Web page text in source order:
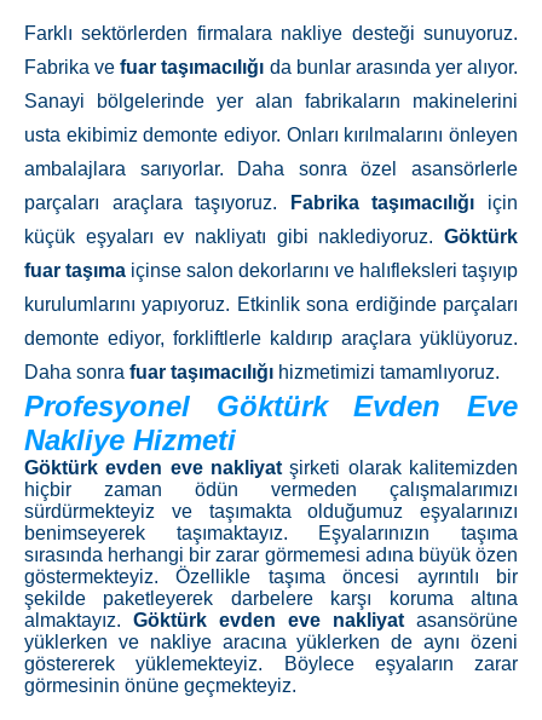
Farklı sektörlerden firmalara nakliye desteği sunuyoruz.
Fabrika vefuar taşımacılığı da bunlar arasında yer alıyor.
Sanayi bölgelerinde yer alan fabrikaların makinelerini
usta ekibimiz demonte ediyor. Onları kırılmalarını önleyen
ambalajlara sarıyorlar. Daha sonra özel asansörlerle
parçaları araçlara taşıyoruz.
Fabrika taşımacılığı için
küçük eşyaları ev nakliyatı gibi naklediyoruz. Göktürk
fuar taşıma içinse salon dekorlarını ve halıfleksleri taşıyıp
kurulumlarını yapıyoruz. Etkinlik sona erdiğinde parçaları
demonte ediyor, forkliftlerle kaldırıp araçlara yüklüyoruz.
Daha sonra fuar taşımacılığı hizmetimizi tamamlıyoruz.
Profesyonel Göktürk Evden Eve
Nakliye Hizmeti
Göktürk evden eve nakliyat şirketi olarak kalitemizden
hiçbir zaman ödün vermeden çalışmalarımızı
sürdürmekteyiz ve taşımakta olduğumuz eşyalarınızı
benimseyerek taşımaktayız. Eşyalarınızın taşıma
sırasında herhangi bir zarar görmemesi adına büyük özen
göstermekteyiz. Özellikle taşıma öncesi ayrıntılı bir
şekilde paketleyerek darbelere karşı koruma altına
almaktayız. Göktürk evden eve nakliyat asansörüne
yüklerken ve nakliye aracına yüklerken de aynı özeni
göstererek yüklemekteyiz. Böylece eşyaların zarar
görmesinin önüne geçmekteyiz.